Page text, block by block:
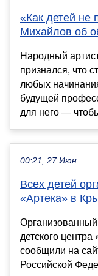
«Как детей не
Михайлов об
Народный
признался, что
любых
будущей
для него —
00:21, 27 Июн
Всех детей
«Артека» в
детского
сообщили на
Российской